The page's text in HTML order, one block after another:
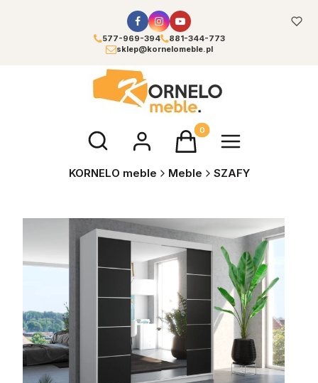
577-969-394
881-344-773
sklep@kornelomeble.pl
Otwórz wyszukiwarkęProdukty w koszyku: 0.
KORNELO meble Meble SZAFY